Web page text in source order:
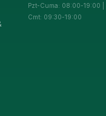
Pzt-Cuma: 08:00-19:00 |
Cmt: 09:30-19:00